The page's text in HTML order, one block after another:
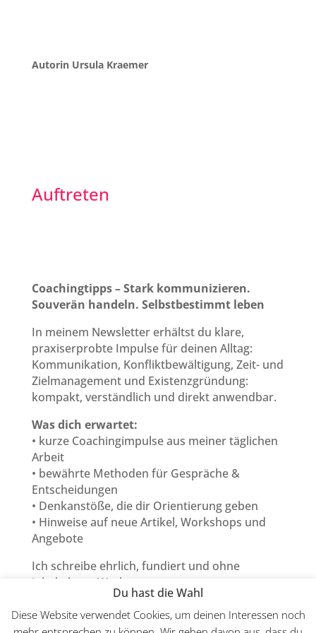
Autorin Ursula Kraemer
Auftreten
Coachingtipps – Stark kommunizieren.
Souverän handeln. Selbstbestimmt leben
In meinem Newsletter erhältst du klare,
praxiserprobte Impulse für deinen Alltag:
Kommunikation, Konfliktbewältigung, Zeit- und
Zielmanagement und Existenzgründung:
kompakt, verständlich und direkt anwendbar.
Was dich erwartet:
• kurze Coachingimpulse aus meiner täglichen
Arbeit
• bewährte Methoden für Gespräche &
Entscheidungen
• Denkanstöße, die dir Orientierung geben
• Hinweise auf neue Artikel, Workshops und
Angebote
Ich schreibe ehrlich, fundiert und ohne
inhaltsleere Werbung.
Abmelden kannst du dich jederzeit mit einem
Klick.
Du hast die Wahl
Diese Website verwendet Cookies, um deinen Interessen noch